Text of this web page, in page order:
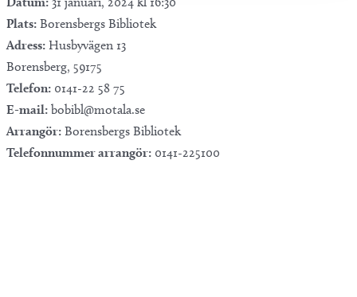
Plats: Borensbergs Bibliotek
Adress: Husbyvägen 13
Borensberg, 59175
Telefon: 0141-22 58 75
E-mail: bobibl@motala.se
Arrangör: Borensbergs Bibliotek
Telefonnummer arrangör: 0141-225100